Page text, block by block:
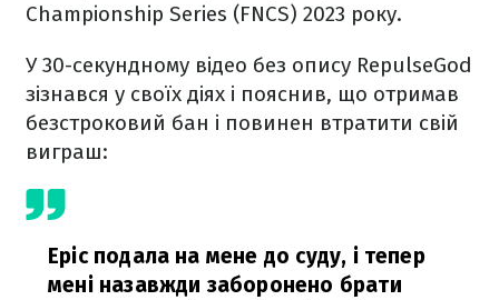
Championship Series (FNCS) 2023 року.
У 30-секундному відео без опису RepulseGod
зізнався у своїх діях і пояснив, що отримав
безстроковий бан і повинен втратити свій
виграш:
Epic подала на мене до суду, і тепер
мені назавжди заборонено брати